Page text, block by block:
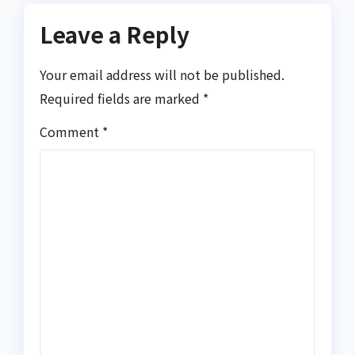
Leave a Reply
Your email address will not be published.
Required fields are marked *
Comment *